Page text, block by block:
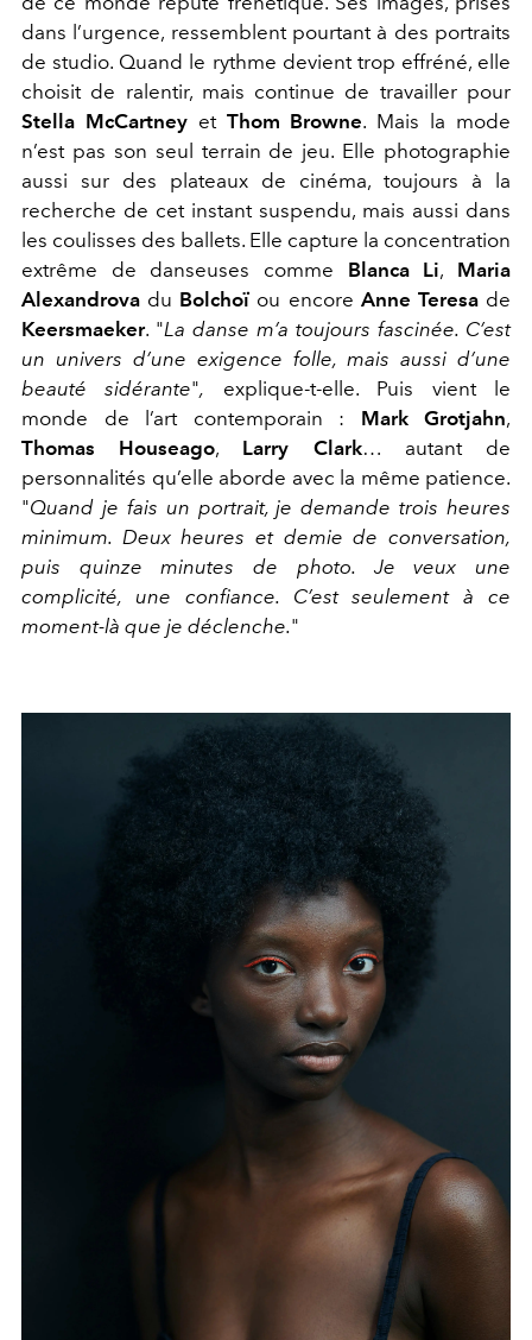
dans l’urgence, ressemblent pourtant à des portraits
de studio. Quand le rythme devient trop effréné, elle
choisit de ralentir, mais continue de travailler pour
Stella McCartneyet Thom Browne. Mais la mode
n’est pas son seul terrain de jeu. Elle photographie
aussi sur des plateaux de cinéma, toujours à la
recherche de cet instant suspendu, mais aussi dans
les coulisses des ballets. Elle capture la concentration
extrême de danseuses comme Blanca Li, Maria
Alexandrova du Bolchoïou encore Anne Teresade
Keersmaeker. "La danse m’a toujours fascinée. C’est
un univers d’une exigence folle, mais aussi d’une
beauté sidérante", explique-t-elle. Puis vient le
monde de l’art contemporain : Mark Grotjahn,
Thomas Houseago, Larry Clark… autant de
personnalités qu’elle aborde avec la même patience.
"Quand je fais un portrait, je demande trois heures
minimum. Deux heures et demie de conversation,
puis quinze minutes de photo. Je veux une
complicité, une confiance. C’est seulement à ce
moment-là que je déclenche."